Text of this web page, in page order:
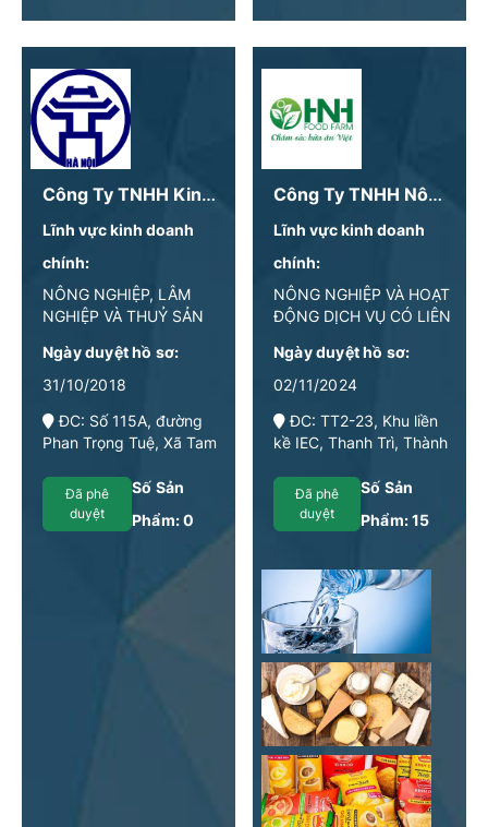
Công Ty TNHH Kinh Doanh Và Xuất Nhập Khẩu Thành Đô
Lĩnh vực kinh doanh
chính:
NÔNG NGHIỆP, LÂM
NGHIỆP VÀ THUỶ SẢN
Ngày duyệt hồ sơ:
31/10/2018
ĐC: Số 115A, đường
Phan Trọng Tuệ, Xã Tam
Thành phố Hà Nội
Đã phê
duyệt
Số Sản
Phẩm:0
Công Ty TNHH Nông Trại Thực Phẩm HNH
Lĩnh vực kinh doanh
chính:
NÔNG NGHIỆP VÀ HOẠT
ĐỘNG DỊCH VỤ CÓ LIÊN
Ngày duyệt hồ sơ:
02/11/2024
ĐC: TT2-23, Khu liền
kề IEC, Thanh Trì, Thành
Đã phê
duyệt
Số Sản
Phẩm:15